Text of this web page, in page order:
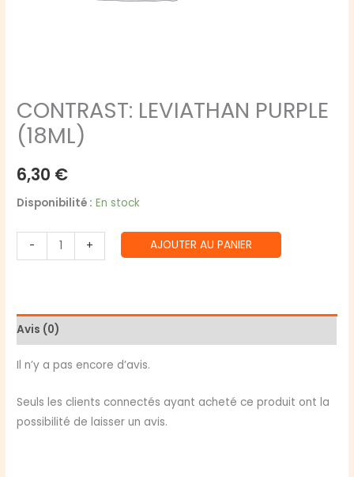
CONTRAST: LEVIATHAN PURPLE
(18ML)
6,30 €
Disponibilité : En stock
-
quantité
de
PURPLE
(18ML)
+ AJOUTER AU PANIER
Avis (0)
Il n’y a pas encore d’avis.
Seuls les clients connectés ayant acheté ce produit ont la
possibilité de laisser un avis.